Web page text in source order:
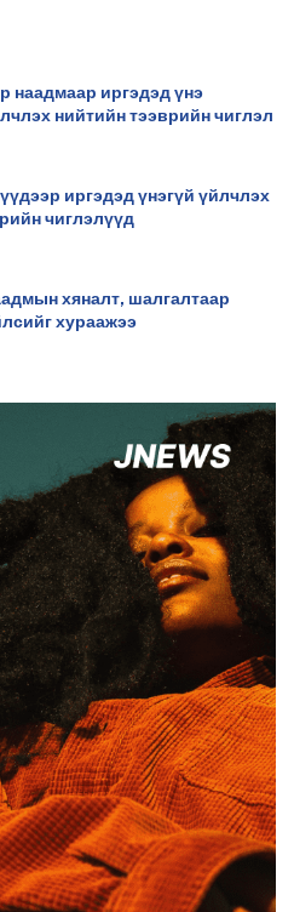
наадмаар иргэдэд үнэ
нийтийн тээврийн чиглэл
иргэдэд үнэгүй үйлчлэх
чиглэлүүд
хяналт, шалгалтаар
хураажээ